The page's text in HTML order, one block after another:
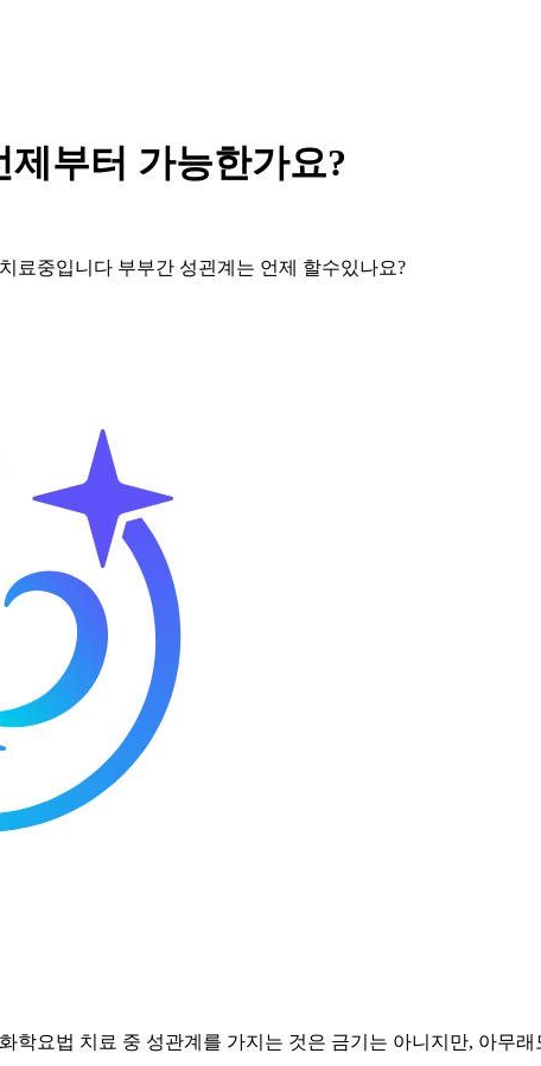
부터 가능한가요?
료중입니다 부부간 성괸계는 언제 할수있나요?
학요법 치료 중 성관계를 가지는 것은 금기는 아니지만, 아무